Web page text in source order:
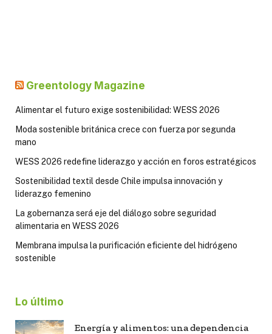
Greentology Magazine
Alimentar el futuro exige sostenibilidad: WESS 2026
Moda sostenible británica crece con fuerza por segunda
mano
WESS 2026 redefine liderazgo y acción en foros estratégicos
Sostenibilidad textil desde Chile impulsa innovación y
liderazgo femenino
La gobernanza será eje del diálogo sobre seguridad
alimentaria en WESS 2026
Membrana impulsa la purificación eficiente del hidrógeno
sostenible
Lo último
Energía y alimentos: una dependencia